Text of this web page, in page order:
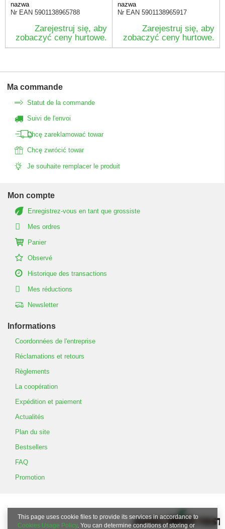
nazwa
Nr EAN 5901138965788
Zarejestruj się, aby
zobaczyć ceny hurtowe.
nazwa
Nr EAN 5901138965917
Zarejestruj się, aby
zobaczyć ceny hurtowe.
Ma commande
Statut de la commande
Suivi de l'envoi
Chcę zareklamować towar
Chcę zwrócić towar
Je souhaite remplacer le produit
Mon compte
Enregistrez-vous en tant que grossiste
Mes ordres
Panier
Observé
Historique des transactions
Mes réductions
Newsletter
Informations
Coordonnées de l'entreprise
Réclamations et retours
Règlements
La coopération
Expédition et paiement
Actualités
Plan du site
Bestsellers
FAQ
Promotion
This page uses cookie files to provide its services in accordance to
Cookies Usage Policy. You can determine conditions of storing or